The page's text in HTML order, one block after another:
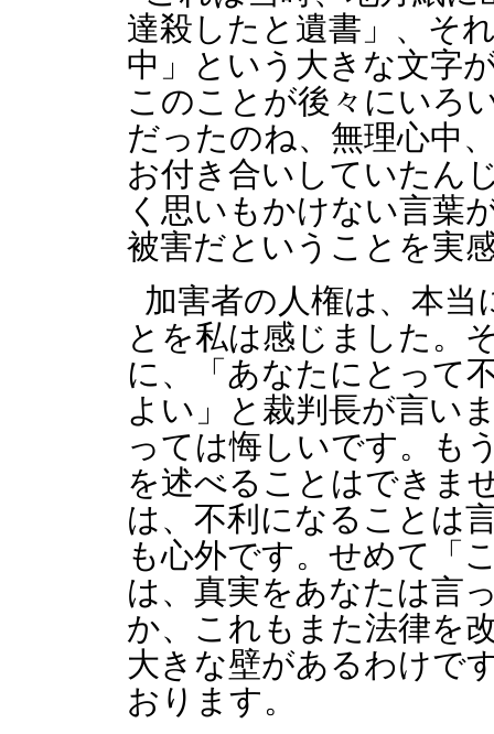
達殺したと遺書」、そ
中」という大きな文字
このことが後々にいろ
だったのね、無理心中
お付き合いしていたん
く思いもかけない言葉
被害だということを実
加害者の人権は、本
とを私は感じました。
に、「あなたにとって
よい」と裁判長が言い
っては悔しいです。も
を述べることはできま
は、不利になることは
も心外です。せめて「
は、真実をあなたは言
か、これもまた法律を
大きな壁があるわけで
おります。